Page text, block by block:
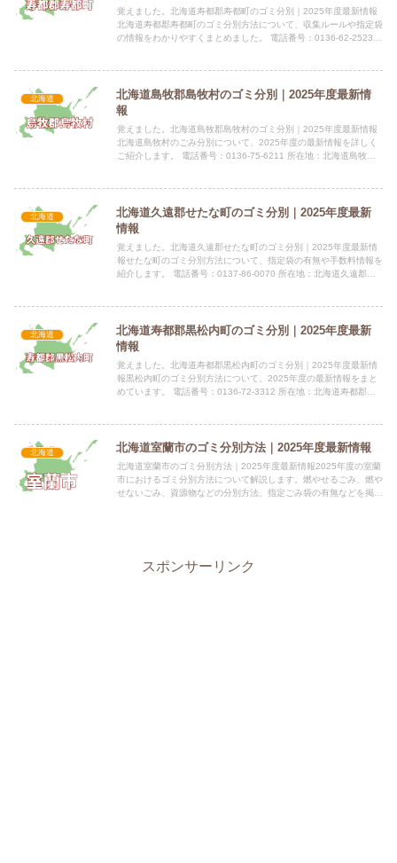
覚えました。北海道寿都郡寿都町のゴミ分別｜2025年度最新情報
北海道寿都郡寿都町のゴミ分別方法について、収集ルールや指定袋
の情報をわかりやすくまとめました。 電話番号：0136-62-2523
北海道
北海道島牧郡島牧村のゴミ分別｜2025年度最新情
報
覚えました。北海道島牧郡島牧村のゴミ分別｜2025年度最新情報
北海道島牧村のごみ分別について、2025年度の最新情報を詳しく
ご紹介します。 電話番号：0136-75-6211 所在地：北海道島牧郡
北海道
北海道久遠郡せたな町のゴミ分別｜2025年度最新
情報
覚えました。北海道久遠郡せたな町のゴミ分別｜2025年度最新情
報せたな町のゴミ分別方法について、指定袋の有無や手数料情報を
紹介します。 電話番号：0137-86-0070 所在地：北海道久遠郡せ
北海道
北海道寿都郡黒松内町のゴミ分別｜2025年度最新
情報
覚えました。北海道寿都郡黒松内町のゴミ分別｜2025年度最新情
報黒松内町のゴミ分別方法について、2025年度の最新情報をまと
めています。 電話番号：0136-72-3312 所在地：北海道寿都郡黒
北海道 北海道室蘭市のゴミ分別方法｜2025年度最新情報
北海道室蘭市のゴミ分別方法｜2025年度最新情報2025年度の室蘭
市におけるゴミ分別方法について解説します。燃やせるごみ、燃や
せないごみ、資源物などの分別方法、指定ごみ袋の有無などを掲載
スポンサーリンク